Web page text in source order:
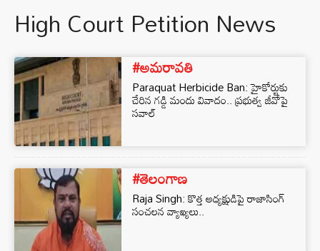
High Court Petition News
#అమరావతి
Paraquat Herbicide Ban: హైకోర్టుకు
చేరిన గడ్డి మందు వివాదం.. ప్రభుత్వ జీవోపై
సవాల్
#తెలంగాణ
Raja Singh: కొత్త అధ్యక్షుడిపై రాజాసింగ్
సంచలన వ్యాఖ్యలు..